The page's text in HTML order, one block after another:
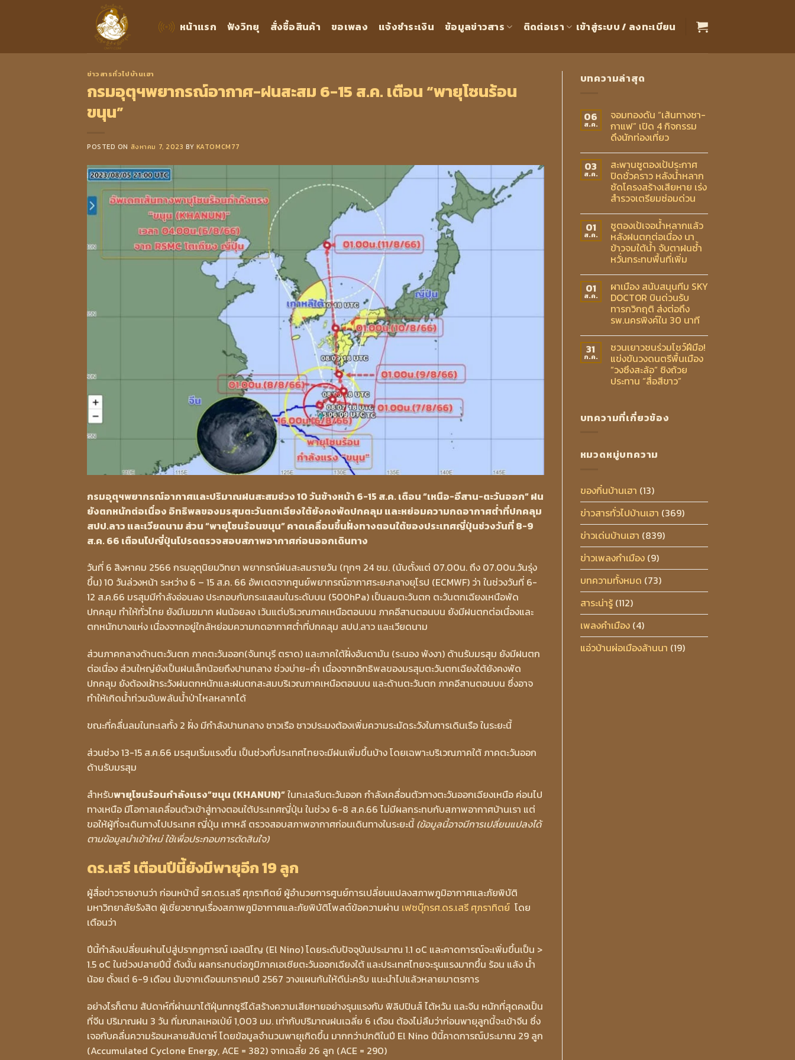
หน้าแรก ฟังวิทยุ สั่งซื้อสินค้า ขอเพลง แจ้งชำระเงิน ข้อมูลข่าวสาร ติดต่อเรา เข้าสู่ระบบ / ลงทะเบียน
ข่าวสารทั่วไปบ้านเฮา
กรมอุตุฯพยากรณ์อากาศ-ฝนสะสม 6-15 ส.ค. เตือน “พายุโซนร้อน
ขนุน”
POSTED ON สิงหาคม 7, 2023 BY KATOMCM77
กรมอุตุฯพยากรณ์อากาศและปริมาณฝนสะสมช่วง 10 วันข้างหน้า 6-15 ส.ค. เตือน “เหนือ-อีสาน-ตะวันออก” ฝน
ยังตกหนักต่อเนื่อง อิทธิพลของมรสุมตะวันตกเฉียงใต้ยังคงพัดปกคลุม และหย่อมความกดอากาศต่ำที่ปกคลุม
สปป.ลาว และเวียดนาม ส่วน “พายุโซนร้อนขนุน” คาดเคลื่อนขึ้นฝั่งทางตอนใต้ของประเทศญี่ปุ่นช่วงวันที่ 8-9
ส.ค. 66 เตือนไปญี่ปุ่นโปรดตรวจสอบสภาพอากาศก่อนออกเดินทาง
วันที่ 6 สิงหาคม 2566 กรมอุตุนิยมวิทยา พยากรณ์ฝนสะสมรายวัน (ทุกๆ 24 ชม. (นับตั้งแต่ 07.00น. ถึง 07.00น.วันรุ่ง
ขึ้น) 10 วันล่วงหน้า ระหว่าง 6 – 15 ส.ค. 66 อัพเดตจากศูนย์พยากรณ์อากาศระยะกลางยุโรป (ECMWF) ว่า ในช่วงวันที่ 6-
12 ส.ค.66 มรสุมมีกำลังอ่อนลง ประกอบกับกระแสลมในระดับบน (500hPa) เป็นลมตะวันตก ตะวันตกเฉียงเหนือพัด
ปกคลุม ทำให้ทั่วไทย ยังมีเมฆมาก ฝนน้อยลง เว้นแต่บริเวณภาคเหนือตอนบน ภาคอีสานตอนบน ยังมีฝนตกต่อเนื่องและ
ตกหนักบางแห่ง เนื่องจากอยู่ใกล้หย่อมความกดอากาศต่ำที่ปกคลุม สปป.ลาว และเวียดนาม
ส่วนภาคกลางด้านตะวันตก ภาคตะวันออก(จันทบุรี ตราด) และภาคใต้ฝั่งอันดามัน (ระนอง พังงา) ด้านรับมรสุม ยังมีฝนตก
ต่อเนื่อง ส่วนใหญ่ยังเป็นฝนเล็กน้อยถึงปานกลาง ช่วงบ่าย-ค่ำ เนื่องจากอิทธิพลของมรสุมตะวันตกเฉียงใต้ยังคงพัด
ปกคลุม ยังต้องเฝ้าระวังฝนตกหนักและฝนตกสะสมบริเวณภาคเหนือตอนบน และด้านตะวันตก ภาคอีสานตอนบน ซึ่งอาจ
ทำให้เกิดน้ำท่วมฉับพลันน้ำป่าไหลหลากได้
ขณะที่คลื่นลมในทะเลทั้ง 2 ฝั่ง มีกำลังปานกลาง ชาวเรือ ชาวประมงต้องเพิ่มความระมัดระวังในการเดินเรือ ในระยะนี้
ส่วนช่วง 13-15 ส.ค.66 มรสุมเริ่มแรงขึ้น เป็นช่วงที่ประเทศไทยจะมีฝนเพิ่มขึ้นบ้าง โดยเฉพาะบริเวณภาคใต้ ภาคตะวันออก
ด้านรับมรสุม
สำหรับพายุโซนร้อนกำลังแรง”ขนุน (KHANUN)”ในทะเลจีนตะวันออก กำลังเคลื่อนตัวทางตะวันออกเฉียงเหนือ ค่อนไป
ทางเหนือ มีโอกาสเคลื่อนตัวเข้าสู่ทางตอนใต้ประเทศญี่ปุ่น ในช่วง 6-8 ส.ค.66 ไม่มีผลกระทบกับสภาพอากาศบ้านเรา แต่
ขอให้ผู้ที่จะเดินทางไปประเทศ ญี่ปุ่น เกาหลี ตรวจสอบสภาพอากาศก่อนเดินทางในระยะนี้(ข้อมูลนี้อาจมีการเปลี่ยนแปลงได้
ตามข้อมูลนำเข้าใหม่ ใช้เพื่อประกอบการตัดสินใจ)
ดร.เสรี เตือนปีนี้ยังมีพายุอีก 19 ลูก
ผู้สื่อข่าวรายงานว่า ก่อนหน้านี้ รศ.ดร.เสรี ศุภราทิตย์ ผู้อำนวยการศูนย์การเปลี่ยนแปลงสภาพภูมิอากาศและภัยพิบัติ
มหาวิทยาลัยรังสิต ผู้เชี่ยวชาญเรื่องสภาพภูมิอากาศและภัยพิบัติโพสต์ข้อความผ่าน เฟซบุ๊กรศ.ดร.เสรี ศุภราทิตย์ โดย
เตือนว่า
ปีนี้กำลังเปลี่ยนผ่านไปสู่ปรากฏการณ์ เอลนิโญ (El Nino) โดยระดับปัจจุบันประมาณ 1.1 oC และคาดการณ์จะเพิ่มขึ้นเป็น >
1.5 oC ในช่วงปลายปีนี้ ดังนั้น ผลกระทบต่อภูมิภาคเอเชียตะวันออกเฉียงใต้ และประเทศไทยจะรุนแรงมากขึ้น ร้อน แล้ง น้ำ
น้อย ตั้งแต่ 6-9 เดือน นับจากเดือนมกราคมปี 2567 วางแผนกันให้ดีน่ะครับ แนะนำไปแล้วหลายมาตรการ
อย่างไรก็ตาม สัปดาห์ที่ผ่านมาไต้ฝุ่นทกซูรีได้สร้างความเสียหายอย่างรุนแรงกับ ฟิลิปปินส์ ไต้หวัน และจีน หนักที่สุดคงเป็น
ที่จีน ปริมาณฝน 3 วัน ที่มณฑลเหอเป่ย์ 1,003 มม. เท่ากับปริมาณฝนเฉลี่ย 6 เดือน ต้องไม่ลืมว่าก่อนพายุลูกนี้จะเข้าจีน ซึ่ง
เจอกับคลื่นความร้อนหลายสัปดาห์ โดยข้อมูลจำนวนพายุเกิดขึ้น มากกว่าปกติในปี El Nino ปีนี้คาดการณ์ประมาณ 29 ลูก
(Accumulated Cyclone Energy, ACE = 382) จากเฉลี่ย 26 ลูก (ACE = 290)
บทความล่าสุด
06
ส.ค.
จอมทองดัน “เส้นทางชา-
กาแฟ” เปิด 4 กิจกรรม
ดึงนักท่องเที่ยว
03
ส.ค.
สะพานซูตองเป้ประกาศ
ปิดชั่วคราว หลังน้ำหลาก
ซัดโครงสร้างเสียหาย เร่ง
สำรวจเตรียมซ่อมด่วน
01
ส.ค.
ซูตองเป้เจอน้ำหลากแล้ว
หลังฝนตกต่อเนื่อง นา
ข้าวจมใต้น้ำ จับตาฝนซ้ำ
หวั่นกระทบพื้นที่เพิ่ม
01
ส.ค.
ผาเมือง สนับสนุนทีม SKY
DOCTOR บินด่วนรับ
ทารกวิกฤติ ส่งต่อถึง
รพ.นครพิงค์ใน 30 นาที
31
ก.ค.
ชวนเยาวชนร่วมโชว์ฝีมือ!
แข่งขันวงดนตรีพื้นเมือง
“วงซึงสะล้อ” ชิงถ้วย
ประทาน “สื่อสีขาว”
บทความที่เกี่ยวข้อง
หมวดหมู่บทความ
ของกิ๋นบ้านเฮา (13)
ข่าวสารทั่วไปบ้านเฮา (369)
ข่าวเด่นบ้านเฮา (839)
ข่าวเพลงกำเมือง(9)
บทความทั้งหมด (73)
สาระน่ารู้(112)
เพลงคำเมือง(4)
แอ่วบ้านผ่อเมืองล้านนา (19)